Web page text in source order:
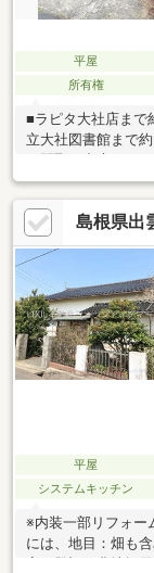
平屋
所有権
■ラピタ大社店まで
立大社図書館まで
もあり沢山の荷物
島根県出
平屋
システムキッチン
※内装一部リフォー
には、地目：畑も
変更登記、農地転